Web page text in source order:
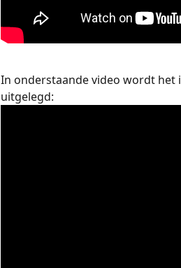
In onderstaande video wordt het
uitgelegd: